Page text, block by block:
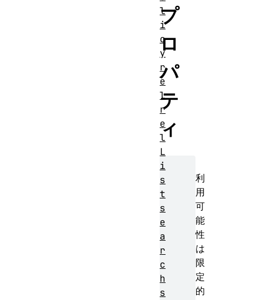
プ
ロ
パ
テ
ィ
利
用
可
能
性
は
限
定
的
l
i
c
y
r
e
l
r
e
l
L
i
s
t
s
e
a
r
c
h
s